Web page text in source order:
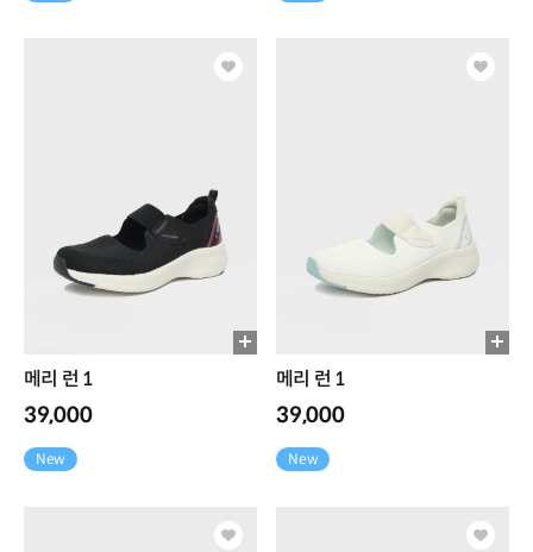
메리 런 1
39,000
New
메리 런 1
39,000
New